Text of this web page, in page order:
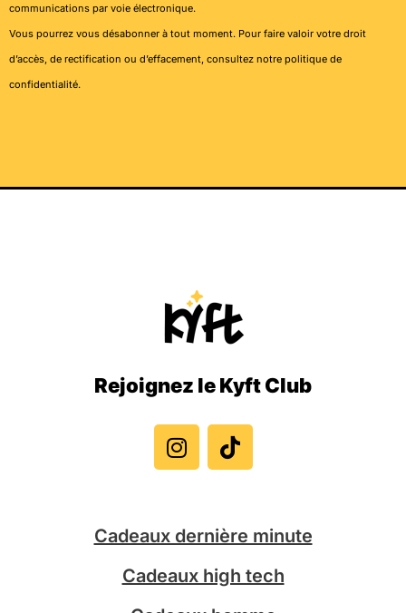
communications par voie électronique.
Vous pourrez vous désabonner à tout moment. Pour faire valoir votre droit
d’accès, de rectification ou d’effacement, consultez notre politique de
confidentialité.
Rejoignez le Kyft Club
n
s
t
r
a
m
i
k
t
Cadeaux dernière minute
Cadeaux high tech